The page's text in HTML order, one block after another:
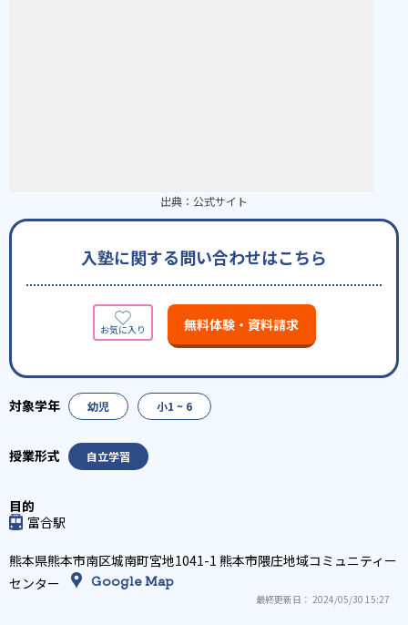
出典： 公式サイト
入塾に関する問い合わせはこちら
無料体験・資料請求
幼児 小1 ~ 6
自立学習
富合駅
熊本県熊本市南区城南町宮地1041-1 熊本市隈庄地域コミュニティー
センター
Google Map
最終更新日： 2024/05/30 15:27